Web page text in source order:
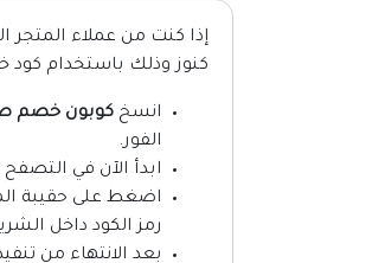
إذا كنت من عملاء المتجر
كنوز وذلك باستخدام كود
انسخ كوبون خصم
الفور.
ابدأ الآن في
اضغط على حقيبة
رمز الكود داخل
بعد الانتهاء من